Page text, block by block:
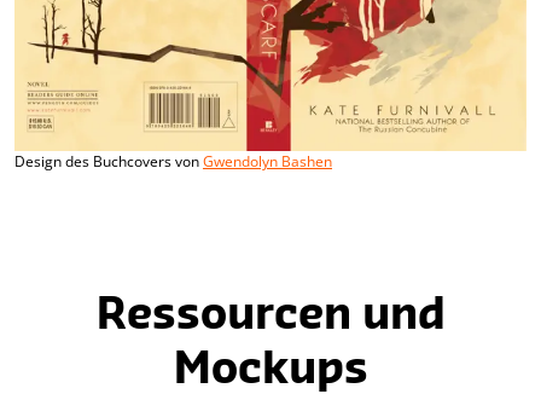
Design des Buchcovers vonGwendolyn Bashen
Ressourcen und
Mockups